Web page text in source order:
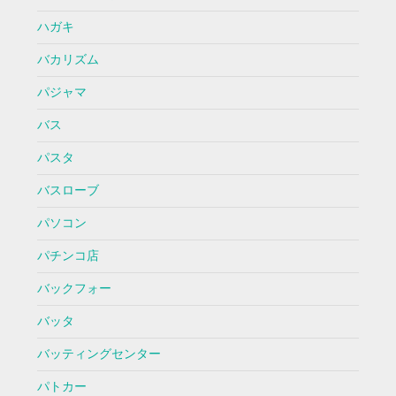
ハガキ
バカリズム
パジャマ
バス
パスタ
バスローブ
パソコン
パチンコ店
バックフォー
バッタ
バッティングセンター
パトカー